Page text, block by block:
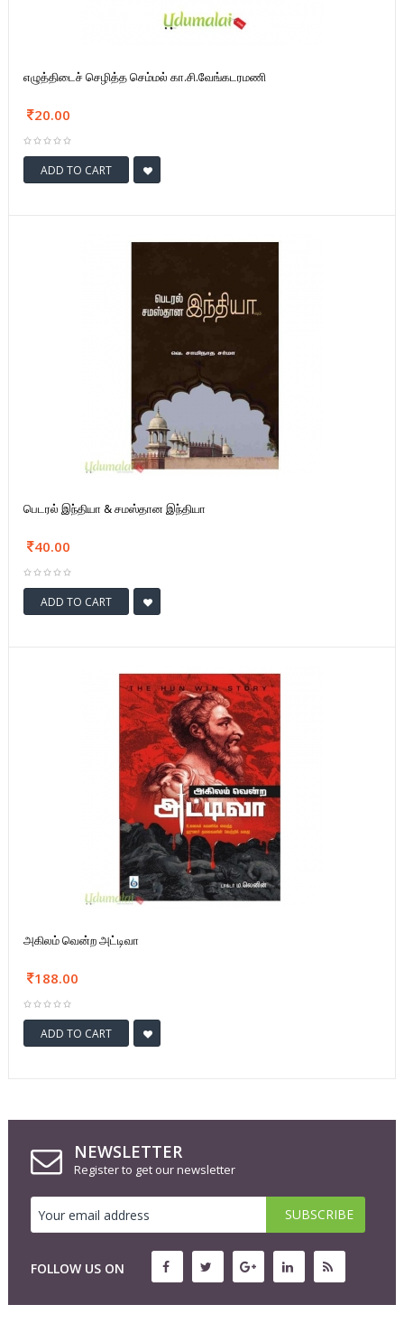
எழுத்திடைச் செழித்த செம்மல் கா.சி.வேங்கடரமணி
20.00
ADD TO CART
பெடரல் இந்தியா & சமஸ்தான இந்தியா
40.00
ADD TO CART
அகிலம் வென்ற அட்டிவா
188.00
ADD TO CART
NEWSLETTER
Register to get our newsletter
FOLLOW US ON